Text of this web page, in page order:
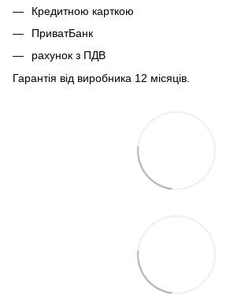
Кредитною карткою
ПриватБанк
рахунок з ПДВ
Гарантія від виробника 12 місяців.